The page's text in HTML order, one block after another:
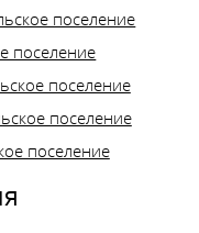
поселение
поселение
поселение
поселение
поселение